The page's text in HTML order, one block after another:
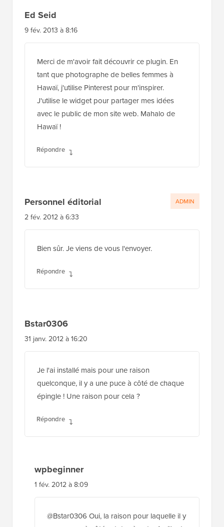
Ed Seid
9 fév. 2013 à 8:16
Merci de m'avoir fait découvrir ce plugin. En
tant que photographe de belles femmes à
Hawaï, j'utilise Pinterest pour m'inspirer.
J'utilise le widget pour partager mes idées
avec le public de mon site web. Mahalo de
Hawaï !
Répondre
Personnel éditorial
2 fév. 2012 à 6:33
Bien sûr. Je viens de vous l'envoyer.
Répondre
ADMIN
Bstar0306
31 janv. 2012 à 16:20
Je l'ai installé mais pour une raison
quelconque, il y a une puce à côté de chaque
épingle ! Une raison pour cela ?
Répondre
wpbeginner
1 fév. 2012 à 8:09
@Bstar0306 Oui, la raison pour laquelle il y